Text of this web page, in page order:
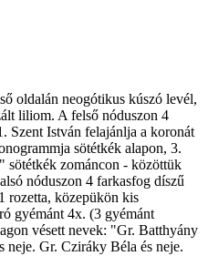
oldalán neogótikus kúszó levél,
liliom. A felső nóduszon 4
Szent István felajánlja a koronát
sötétkék alapon, 3.
sötétkék zománcon - közöttük
nóduszon 4 farkasfog díszű
rozetta, közepükön kis
gyémánt 4x. (3 gyémánt
vésett nevek: "Gr. Batthyány
neje. Gr. Cziráky Béla és neje.